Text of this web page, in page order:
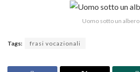
Uomo sotto un albero
Tags: frasi vocazionali